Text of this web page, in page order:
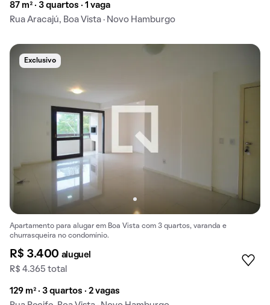
87 m² · 3 quartos · 1 vaga
Rua Aracajú, Boa Vista · Novo Hamburgo
Exclusivo
Apartamento para alugar em Boa Vista com 3 quartos, varanda e
churrasqueira no condomínio.
R$ 3.400 aluguel
R$ 4.365 total
129 m² · 3 quartos · 2 vagas